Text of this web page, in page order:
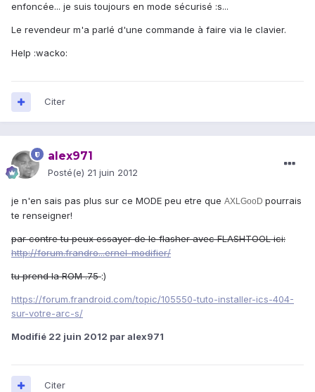
enfoncée... je suis toujours en mode sécurisé :s...
Le revendeur m'a parlé d'une commande à faire via le clavier.
Help :wacko:
Citer
alex971
Posté(e) 21 juin 2012
je n'en sais pas plus sur ce MODE peu etre que AXLGooD pourrais
te renseigner!
par contre tu peux essayer de le flasher avec FLASHTOOL ici:
http://forum.frandro...ernel-modifier/
tu prend la ROM .75:)
https://forum.frandroid.com/topic/105550-tuto-installer-ics-404-
sur-votre-arc-s/
Modifié 22 juin 2012 par alex971
Citer